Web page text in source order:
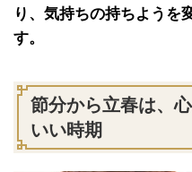
り、気持ちの持ちようを
す。
節分から立春は、
いい時期